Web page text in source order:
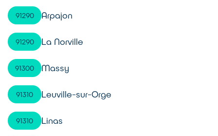
91290 Arpajon
91290 La Norville
91300 Massy
91310 Leuville-sur-Orge
91310 Linas